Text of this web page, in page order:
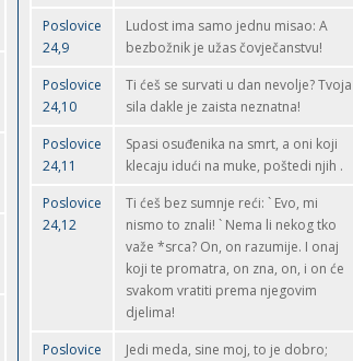
Poslovice
24,9
Ludost ima samo jednu misao: A
bezbožnik je užas čovječanstvu!
Poslovice
24,10
Ti ćeš se survati u dan nevolje? Tvoja
sila dakle je zaista neznatna!
Poslovice
24,11
Spasi osuđenika na smrt, a oni koji
klecaju idući na muke, poštedi njih .
Poslovice
24,12
Ti ćeš bez sumnje reći: ` Evo, mi
nismo to znali! ` Nema li nekog tko
važe *srca? On, on razumije. I onaj
koji te promatra, on zna, on, i on će
svakom vratiti prema njegovim
djelima!
Poslovice
Jedi meda, sine moj, to je dobro;